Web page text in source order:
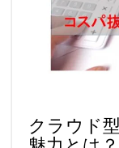
クラウド